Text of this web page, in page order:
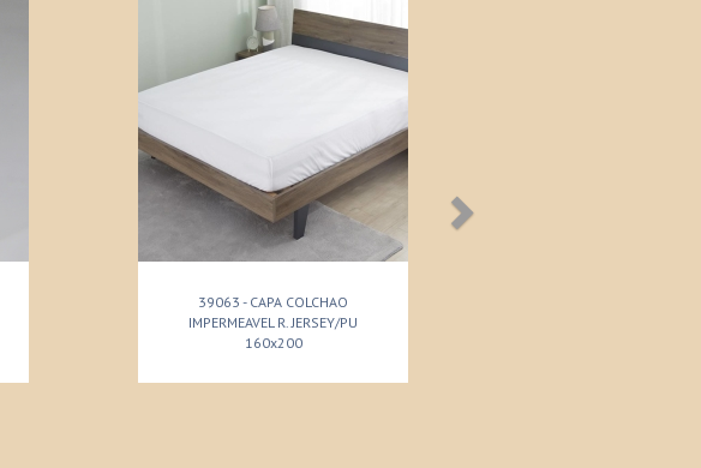
39063 - CAPA COLCHAO
IMPERMEAVEL R. JERSEY/PU
160x200